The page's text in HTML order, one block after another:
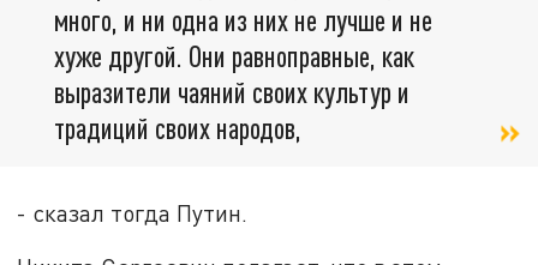
много, и ни одна из них не лучше и не
хуже другой. Они равноправные, как
выразители чаяний своих культур и
традиций своих народов,
- сказал тогда Путин.